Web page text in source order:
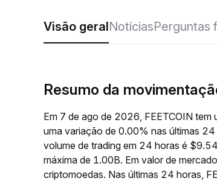
Visão geralNotíciasPerguntas
Resumo da
Em 7 de ago de 2026, FEETCOIN
uma variação de 0.00% nas últimas
volume de trading em 24 horas é
máxima de 1.00B. Em valor de
criptomoedas. Nas últimas 24 horas,